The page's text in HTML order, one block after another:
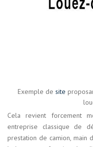
Exemple de site
Cela revient forcement
entreprise classique de
prestation de camion, main